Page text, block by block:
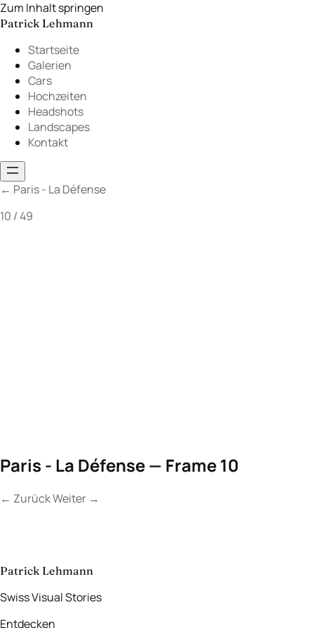
Zum Inhalt springen
Patrick Lehmann
Startseite
Galerien
Cars
Hochzeiten
Headshots
Landscapes
Kontakt
← Paris - La Défense
10 / 49
Paris - La Défense — Frame 10
← ZurückWeiter →
aufnehmen→
Patrick Lehmann
Swiss Visual Stories
Entdecken